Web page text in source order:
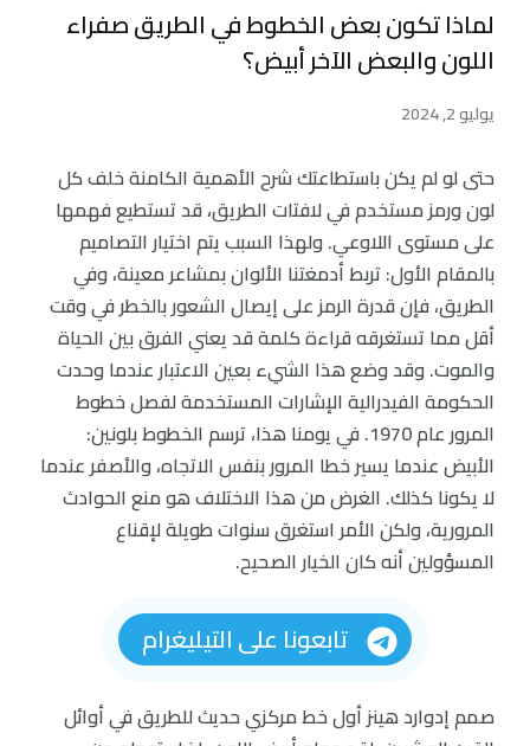
لماذا تكون بعض الخطوط في الطريق صفراء
اللون والبعض الآخر أبيض؟
يوليو 2, 2024
حتى لو لم يكن باستطاعتك شرح الأهمية الكامنة خلف كل
لون ورمز مستخدم في لافتات الطريق، قد تستطيع فهمها
على مستوى اللاوعي. ولهذا السبب يتم اختيار التصاميم
بالمقام الأول: تربط أدمغتنا الألوان بمشاعر معينة، وفي
الطريق، فإن قدرة الرمز على إيصال الشعور بالخطر في وقت
أقل مما تستغرقه قراءة كلمة قد يعني الفرق بين الحياة
والموت. وقد وضع هذا الشيء بعين الاعتبار عندما وحدت
الحكومة الفيدرالية الإشارات المستخدمة لفصل خطوط
المرور عام 1970. في يومنا هذا، ترسم الخطوط بلونين:
الأبيض عندما يسير خطا المرور بنفس الاتجاه، والأصفر عندما
لا يكونا كذلك. الغرض من هذا الاختلاف هو منع الحوادث
المرورية، ولكن الأمر استغرق سنوات طويلة لإقناع
المسؤولين أنه كان الخيار الصحيح.
تابعونا على التيليغرام
صمم إدوارد هينز أول خط مركزي حديث للطريق في أوائل